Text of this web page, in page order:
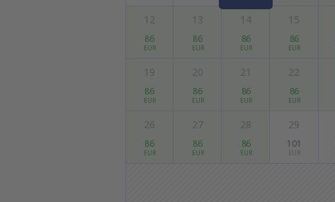
12
86
EUR
13
86
EUR
14
86
EUR
15
86
EUR
19
86
EUR
20
86
EUR
21
86
EUR
22
86
EUR
26
86
EUR
27
86
EUR
28
86
EUR
29
101
EUR